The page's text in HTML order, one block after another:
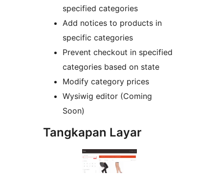
specified categories
Add notices to products in
specific categories
Prevent checkout in specified
categories based on state
Modify category prices
Wysiwig editor (Coming
Soon)
Tangkapan Layar